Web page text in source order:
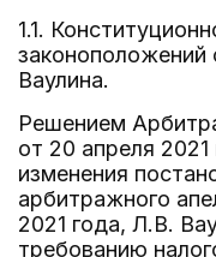
1.1.
законоположений
Ваулина.
Решением
от 20 апреля
изменения
арбитражного
2021 года, Л.В.
требованию